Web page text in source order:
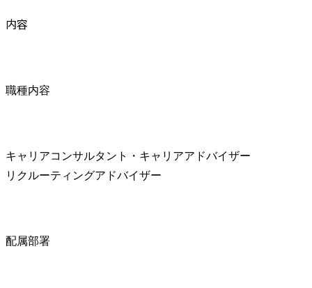
内容
職種内容
キャリアコンサルタント・キャリアアドバイザー
リクルーティングアドバイザー
配属部署